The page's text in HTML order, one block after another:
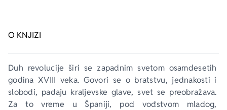
O KNJIZI
Duh revolucije širi se zapadnim svetom osamdesetih
godina XVIII veka. Govori se o bratstvu, jednakosti i
slobodi, padaju kraljevske glave, svet se preobražava.
Za to vreme u Španiji, pod vođstvom mladog,